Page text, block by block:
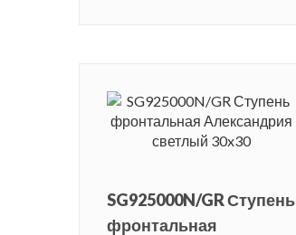
SG925000N/GR Ступень
фронтальная